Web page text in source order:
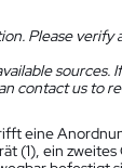
Please verify
sources.
contact us to
eine
(1), ein